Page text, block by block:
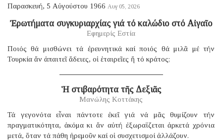
Παρασκευή, 5 Αὐγούστου 1966 Αυγ 05, 2026
Ἐρωτήματα συγκυριαρχίας γιά τό καλώδιο στό Αἰγαῖο
Εφημερίς Εστία
Ποιός θά μισθώνει τά ἐρευνητικά καί ποιός θά μιλᾶ μέ τήν
Τουρκία ἄν ἀπαιτεῖ ἄδειες, οἱ ἑταιρεῖες ἤ τό κράτος;
Ἡ στιβαρότητα τῆς Δεξιᾶς
Μανώλης Κοττάκης
Τά γεγονότα εἶναι πάντοτε ἐκεῖ γιά νά μᾶς θυμίζουν τήν
πραγματικότητα, ἀκόμα κι ἄν αὐτή ἐξωραΐζεται ἀρκετά χρόνια
μετά, ὅταν τά πάθη ἠρεμοῦν καί οἱ συσχετισμοί ἀλλάζουν.